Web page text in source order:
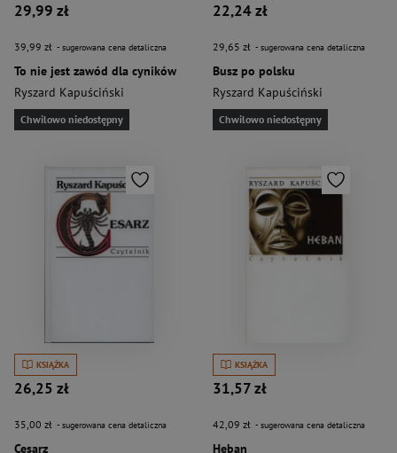
29,99 zł
39,99 zł - sugerowana cena detaliczna
To nie jest zawód dla cyników
Ryszard Kapuściński
Chwilowo niedostępny
22,24 zł
29,65 zł - sugerowana cena detaliczna
Busz po polsku
Ryszard Kapuściński
Chwilowo niedostępny
KSIĄŻKA
26,25 zł
35,00 zł - sugerowana cena detaliczna
Cesarz
KSIĄŻKA
31,57 zł
42,09 zł - sugerowana cena detaliczna
Heban